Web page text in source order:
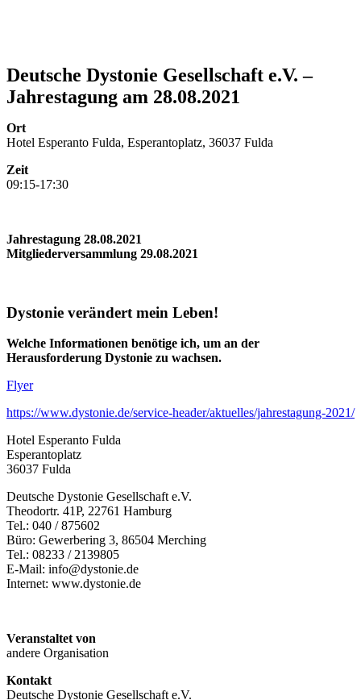
Deutsche Dystonie Gesellschaft e.V. –
Jahrestagung am 28.08.2021
Ort
Hotel Esperanto Fulda, Esperantoplatz, 36037 Fulda
Zeit
09:15-17:30
Jahrestagung 28.08.2021
Mitgliederversammlung 29.08.2021
Dystonie verändert mein Leben!
Welche Informationen benötige ich, um an der
Herausforderung Dystonie zu wachsen.
Flyer
https://www.dystonie.de/service-header/aktuelles/jahrestagung-2021/
Hotel Esperanto Fulda
Esperantoplatz
36037 Fulda
Deutsche Dystonie Gesellschaft e.V.
Theodortr. 41P, 22761 Hamburg
Tel.: 040 / 875602
Büro: Gewerbering 3, 86504 Merching
Tel.: 08233 / 2139805
E-Mail: info@dystonie.de
Internet: www.dystonie.de
Veranstaltet von
andere Organisation
Kontakt
Deutsche Dystonie Gesellschaft e.V.